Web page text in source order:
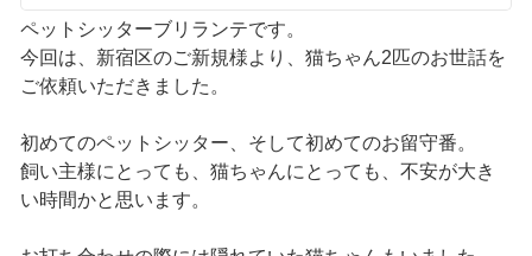
ペットシッターブリランテです。
今回は、新宿区のご新規様より、猫ちゃん2匹のお世話を
ご依頼いただきました。
初めてのペットシッター、そして初めてのお留守番。
飼い主様にとっても、猫ちゃんにとっても、不安が大き
い時間かと思います。